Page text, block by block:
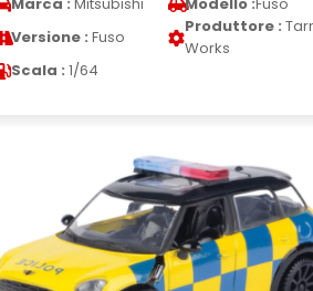
Versione : Fuso
Produttore :
Works
Scala : 1/64